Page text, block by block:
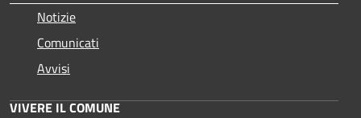
Notizie
Comunicati
Avvisi
VIVERE IL COMUNE